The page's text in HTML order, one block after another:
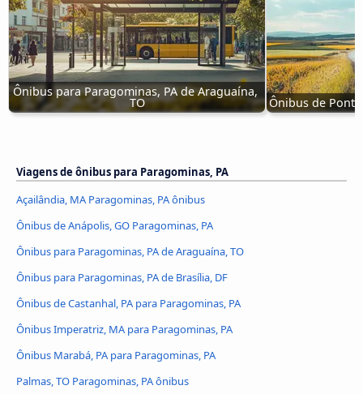
Ônibus para Paragominas, PA de Araguaína,
TO Ônibus de Ponta
Viagens de ônibus para Paragominas, PA
Açailândia, MA Paragominas, PA ônibus
Ônibus de Anápolis, GO Paragominas, PA
Ônibus para Paragominas, PA de Araguaína, TO
Ônibus para Paragominas, PA de Brasília, DF
Ônibus de Castanhal, PA para Paragominas, PA
Ônibus Imperatriz, MA para Paragominas, PA
Ônibus Marabá, PA para Paragominas, PA
Palmas, TO Paragominas, PA ônibus